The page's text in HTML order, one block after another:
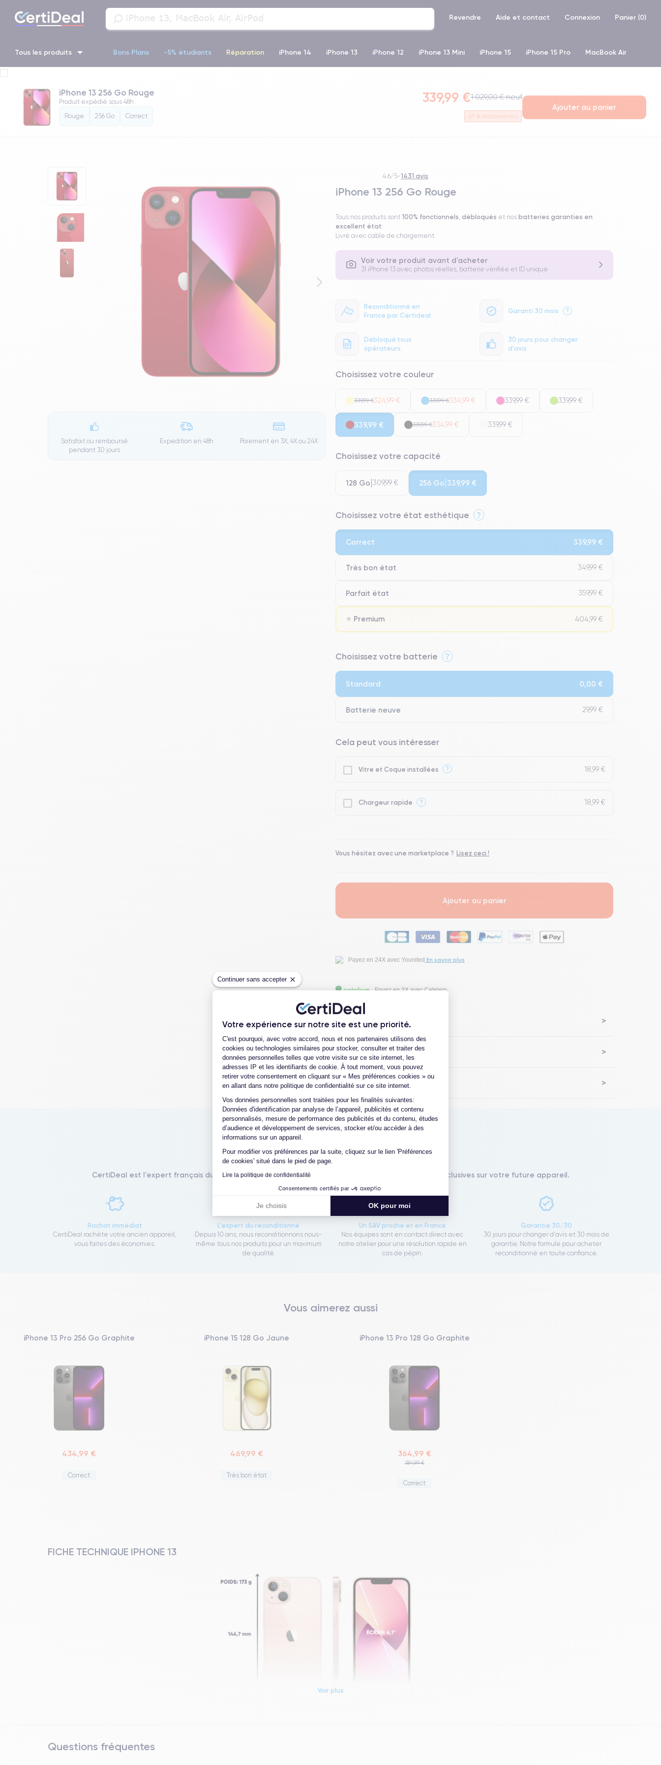
Continuer sans accepter
Votre expérience sur notre site est une priorité.
Plateforme de Gestion du Consentement : Personnalisez vos Options
C'est pourquoi, avec votre accord, nous et nos partenaires utilisons des
cookies ou technologies similaires pour stocker, consulter et traiter des
données personnelles telles que votre visite sur ce site internet, les
adresses IP et les identifiants de cookie. À tout moment, vous pouvez
retirer votre consentement en cliquant sur « Mes préférences cookies » ou
en allant dans notre politique de confidentialité sur ce site internet.
Vos données personnelles sont traitées pour les finalités suivantes:
Données d'identification par analyse de l’appareil, publicités et contenu
personnalisés, mesure de performance des publicités et du contenu, études
d’audience et développement de services, stocker et/ou accéder à des
informations sur un appareil.
Pour modifier vos préférences par la suite, cliquez sur le lien 'Préférences
de cookies' situé dans le pied de page.
Lire la politique de confidentialité
Consentements certifiés par
Je choisis OK pour moi
Axeptio consent
Revendre Aide et contact Connexion Panier (0)
Tous les produits Bons Plans -5% étudiants Réparation iPhone 14 iPhone 13 iPhone 12 iPhone 13 Mini iPhone 15 iPhone 15 Pro MacBook Air
iPhone 11 Pro iPhone 14 pro
iPhone 13 256 Go Rouge
Produit expédié sous 48h
Rouge
256 Go Correct
339,99 €1 029,00 € neuf
67 % d'économies
Ajouter au panier
Satisfait ou remboursé
pendant 30 jours
Expedition en 48h Paiement en 3X, 4X ou 24X
4.6/5-1431 avis
iPhone 13 256 Go Rouge
Tous nos produits sont 100% fonctionnels débloqués et nos batteries garanties en
excellent état
Livré avec cable de chargement.
Voir votre produit avant d'acheter
31 iPhone 13 avec photos réelles, batterie vérifiée et ID unique
Reconditionné en
France par Certideal
Garanti 30 mois ?
Débloqué tous
opérateurs
30 jours pour changer
d'avis
Choisissez votre couleur
339,99 €324,99 € 339,99 €334,99 € 339,99 € 339,99 €
339,99 € 339,99 €334,99 € 339,99 €
Choisissez votre capacité
128 Go 309,99 € 256 Go 339,99 €
Choisissez votre état esthétique ?
Correct 339,99 €
Très bon état 349,99 €
Parfait état 359,99 €
⭐ Premium 404,99 €
⭐ Premium
Choisissez votre batterie ?
Standard 0,00 €
Batterie neuve 29,99 €
Cela peut vous intéresser
Vitre et Coque installées ? 18,99 €
Chargeur rapide ? 18,99 €
Vous hésitez avec une marketplace ? Lisez ceci !
Ajouter au panier
Payez en 24X avec Younited En savoir plus
Payez en 3X avec Cetelem
Fiche Technique
Avis clients
Questions fréquentes
Les garanties CertiDeal
CertiDeal est l'expert français du reconditionné. En achetant ici, vous bénéficiez de garanties exclusives sur votre future appareil.
Rachat immédiat
CertiDeal rachète votre ancien appareil,
vous faites des économies.
L'expert du reconditionné
Depuis 10 ans, nous reconditionnons nous-
même tous nos produits pour un maximum
de qualité.
Un SAV proche et en France
Nos équipes sont en contact direct avec
notre atelier pour une résolution rapide en
cas de pépin.
Garantie 30/30
30 jours pour changer d'avis et 30 mois de
garantie. Notre formule pour acheter
reconditionné en toute confiance.
Vous aimerez aussi
iPhone 13 Pro 256 Go Graphite
434,99 €
Correct
iPhone 15 128 Go Jaune
469,99 €
Très bon état
iPhone 13 Pro 128 Go Graphite
364,99 €
384,99 €
Correct
FICHE TECHNIQUE IPHONE 13
Voir plus
Questions fréquentes